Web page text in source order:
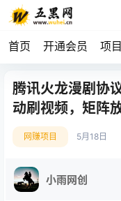
首页 开通会员 项
腾讯火龙漫剧协
动刷视频，矩阵
网赚项目 5月18日
小雨网创